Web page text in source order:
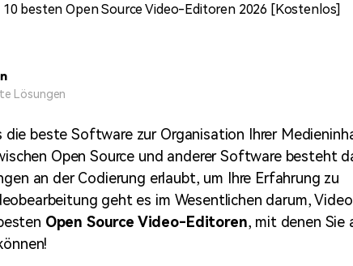
Alle Produkte ansehen
Kostenloser Download
Mehr erfahren
Kostenloser Download
10 besten Open Source Video-Editoren 2026 [Kostenlos]
Lösungen
die beste Software zur Organisation Ihrer
Open Source und anderer Software besteht
an der Codierung erlaubt, um Ihre Erfahrung zu
geht es im Wesentlichen darum,
Open Source Video-Editoren, mit denen Sie